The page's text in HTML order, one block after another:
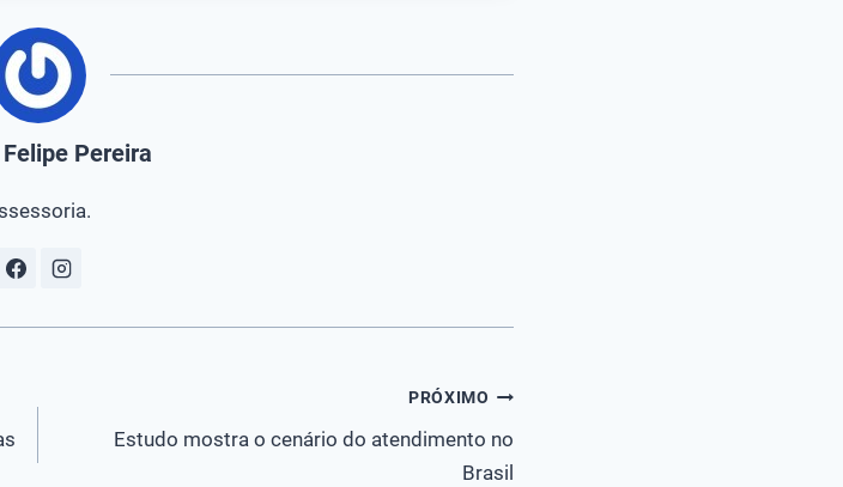
Pereira
PRÓXIMO
Estudo mostra o cenário do atendimento no
Brasil